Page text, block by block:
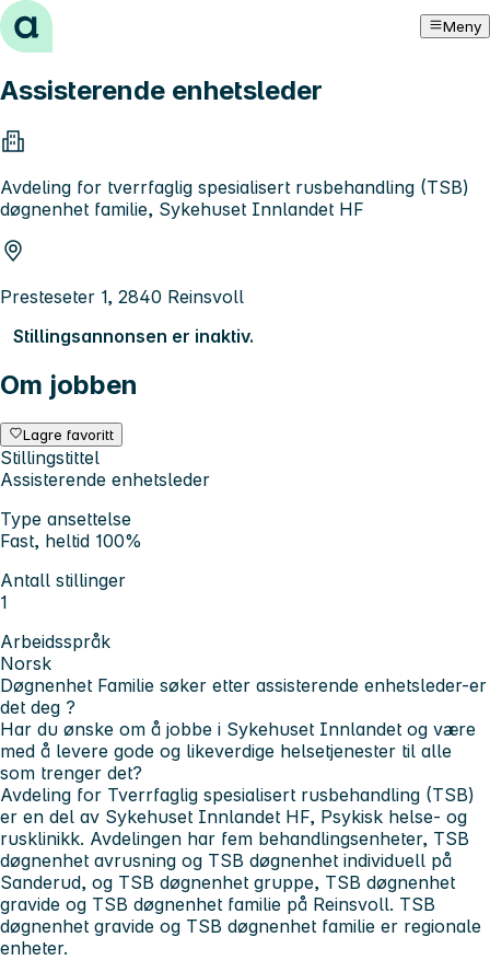
Hopp til innhold Meny
Assisterende enhetsleder
Avdeling for tverrfaglig spesialisert rusbehandling (TSB)
døgnenhet familie, Sykehuset Innlandet HF
Presteseter 1, 2840 Reinsvoll
Stillingsannonsen er inaktiv.
Om jobben
Lagre favoritt
Stillingstittel
Assisterende enhetsleder
Type ansettelse
Fast, heltid 100%
Antall stillinger
1
Arbeidsspråk
Norsk
Døgnenhet Familie søker etter assisterende enhetsleder-er
det deg ?
Har du ønske om å jobbe i Sykehuset Innlandet og være
med å levere gode og likeverdige helsetjenester til alle
som trenger det?
Avdeling for Tverrfaglig spesialisert rusbehandling (TSB)
er en del av Sykehuset Innlandet HF, Psykisk helse- og
rusklinikk. Avdelingen har fem behandlingsenheter, TSB
døgnenhet avrusning og TSB døgnenhet individuell på
Sanderud, og TSB døgnenhet gruppe, TSB døgnenhet
gravide og TSB døgnenhet familie på Reinsvoll. TSB
døgnenhet gravide og TSB døgnenhet familie er regionale
enheter.